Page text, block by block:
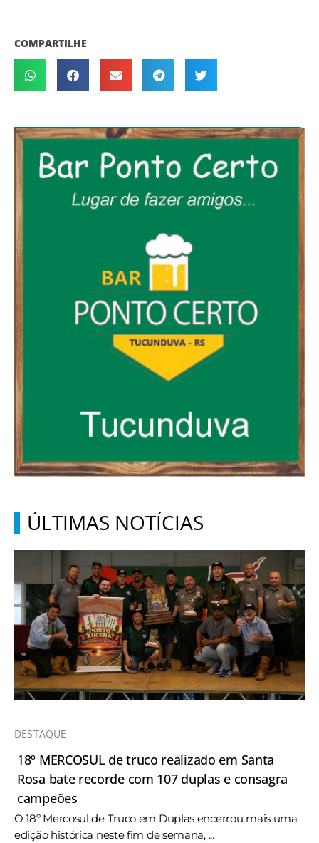
COMPARTILHE
ÚLTIMAS NOTÍCIAS
DESTAQUE
18º MERCOSUL de truco realizado em Santa
Rosa bate recorde com 107 duplas e consagra
campeões
O 18º Mercosul de Truco em Duplas encerrou mais uma
edição histórica neste fim de semana, ...